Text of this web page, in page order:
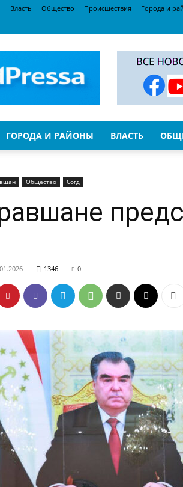
Власть Общество Происшествия Города и
ГОРОДА И РАЙОНЫ ВЛАСТЬ
Общество Согд
1346 0